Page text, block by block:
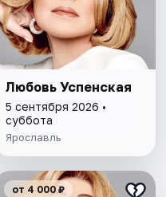
Любовь Успенская
5 сентября 2026 •
суббота
Ярославль
от 4 000 ₽